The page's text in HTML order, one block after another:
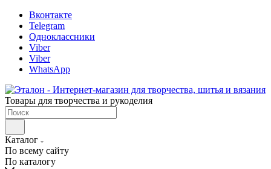
Вконтакте
Telegram
Одноклассники
Viber
Viber
WhatsApp
Товары для творчества и рукоделия
Каталог
По всему сайту
По каталогу